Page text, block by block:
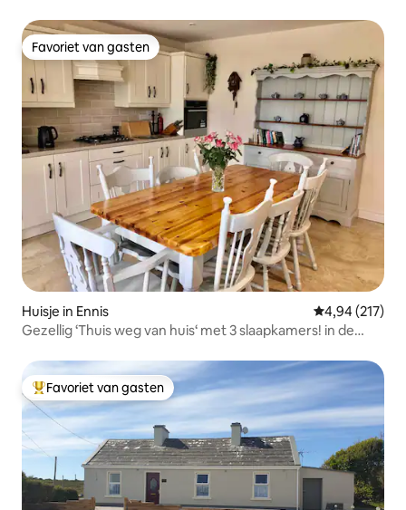
Favoriet van gasten
Favoriet van gasten
Huisje in Ennis Gemiddelde
4,94 (217)
Gezellig ‘Thuis weg van huis‘ met 3 slaapkamers! in de
Topfavoriet van gasten
Favoriet van gasten